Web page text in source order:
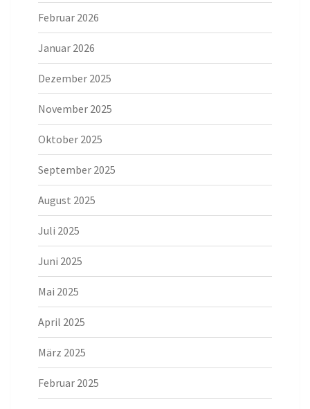
Februar 2026
Januar 2026
Dezember 2025
November 2025
Oktober 2025
September 2025
August 2025
Juli 2025
Juni 2025
Mai 2025
April 2025
März 2025
Februar 2025